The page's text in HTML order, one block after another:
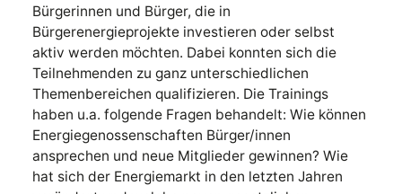
Bürgerinnen und Bürger, die in
Bürgerenergieprojekte investieren oder selbst
aktiv werden möchten. Dabei konnten sich die
Teilnehmenden zu ganz unterschiedlichen
Themenbereichen qualifizieren. Die Trainings
haben u.a. folgende Fragen behandelt: Wie können
Energiegenossenschaften Bürger/innen
ansprechen und neue Mitglieder gewinnen? Wie
hat sich der Energiemarkt in den letzten Jahren